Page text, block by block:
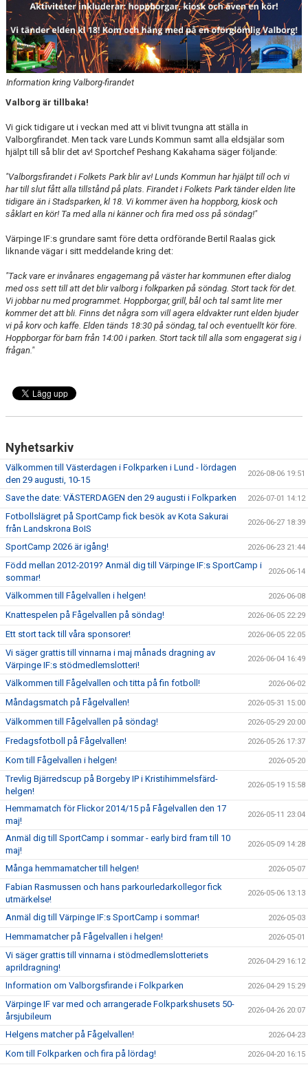
Information kring Valborg-firandet
Valborg är tillbaka!
Vi gick tidigare ut i veckan med att vi blivit tvungna att ställa in
Valborgfirandet. Men tack vare Lunds Kommun samt alla eldsjälar som
hjälpt till så blir det av! Sportchef Peshang Kakahama säger följande:
"Valborgsfirandet i Folkets Park blir av! Lunds Kommun har hjälpt till och vi
har till slut fått alla tillstånd på plats. Firandet i Folkets Park tänder elden lite
tidigare än i Stadsparken, kl 18. Vi kommer även ha hoppborg, kiosk och
såklart en kör! Ta med alla ni känner och fira med oss på söndag!"
Värpinge IF:s grundare samt före detta ordförande Bertil Raalas gick
liknande vägar i sitt meddelande kring det:
"Tack vare er invånares engagemang på väster har kommunen efter dialog
med oss sett till att det blir valborg i folkparken på söndag. Stort tack för det.
Vi jobbar nu med programmet. Hoppborgar, grill, bål och tal samt lite mer
kommer det att bli. Finns det några som vill agera eldvakter runt elden bjuder
vi på korv och kaffe. Elden tänds 18:30 på söndag, tal och eventuellt kör före.
Hoppborgar för barn från 14:00 i parken. Stort tack till alla som engagerat sig i
frågan."
Nyhetsarkiv
Välkommen till Västerdagen i Folkparken i Lund - lördagen
den 29 augusti, 10-15
2026-08-06 19:51
Save the date: VÄSTERDAGEN den 29 augusti i Folkparken 2026-07-01 14:12
Fotbollslägret på SportCamp fick besök av Kota Sakurai
från Landskrona BoIS
2026-06-27 18:39
SportCamp 2026 är igång! 2026-06-23 21:44
Född mellan 2012-2019? Anmäl dig till Värpinge IF:s SportCamp i
sommar!
2026-06-14
Välkommen till Fågelvallen i helgen! 2026-06-08
Knattespelen på Fågelvallen på söndag! 2026-06-05 22:29
Ett stort tack till våra sponsorer! 2026-06-05 22:05
Vi säger grattis till vinnarna i maj månads dragning av
Värpinge IF:s stödmedlemslotteri!
2026-06-04 16:49
Välkommen till Fågelvallen och titta på fin fotboll! 2026-06-02
Måndagsmatch på Fågelvallen! 2026-05-31 15:00
Välkommen till Fågelvallen på söndag! 2026-05-29 20:00
Fredagsfotboll på Fågelvallen! 2026-05-26 17:37
Kom till Fågelvallen i helgen! 2026-05-20
Trevlig Bjärredscup på Borgeby IP i Kristihimmelsfärd-
helgen!
2026-05-19 15:58
Hemmamatch för Flickor 2014/15 på Fågelvallen den 17
maj!
2026-05-11 23:04
Anmäl dig till SportCamp i sommar - early bird fram till 10
maj!
2026-05-09 14:28
Många hemmamatcher till helgen! 2026-05-07
Fabian Rasmussen och hans parkourledarkollegor fick
utmärkelse!
2026-05-06 13:13
Anmäl dig till Värpinge IF:s SportCamp i sommar! 2026-05-03
Hemmamatcher på Fågelvallen i helgen! 2026-05-01
Vi säger grattis till vinnarna i stödmedlemslotteriets
aprildragning!
2026-04-29 16:12
Information om Valborgsfirande i Folkparken 2026-04-29 15:29
Värpinge IF var med och arrangerade Folkparkshusets 50-
årsjubileum
2026-04-26 20:07
Helgens matcher på Fågelvallen! 2026-04-23
Kom till Folkparken och fira på lördag! 2026-04-20 16:15